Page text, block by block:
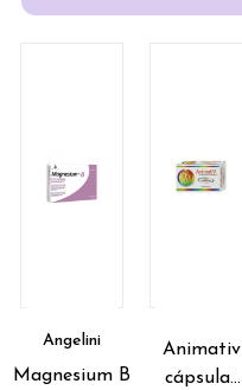
Angelini
Magnesium B
Animativ
cápsulas